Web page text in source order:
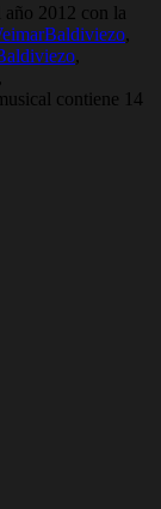
2012 con la
,
,
contiene 14